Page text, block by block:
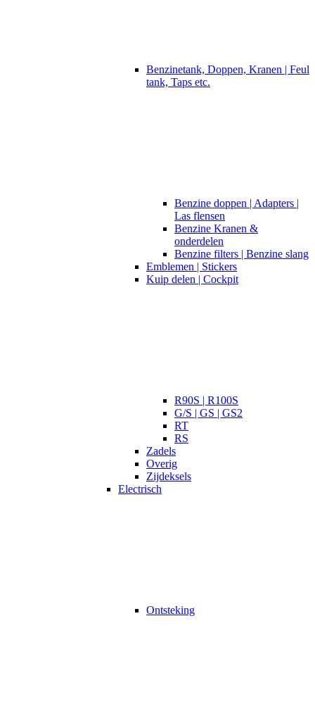
Benzinetank, Doppen, Kranen | Feul
tank, Taps etc.
Benzine doppen | Adapters |
Las flensen
Benzine Kranen &
onderdelen
Benzine filters | Benzine slang
Emblemen | Stickers
Kuip delen | Cockpit
R90S | R100S
G/S | GS | GS2
RT
RS
Zadels
Overig
Zijdeksels
Electrisch
Ontsteking